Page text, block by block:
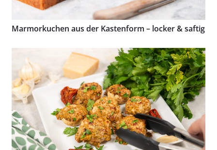
Marmorkuchen aus der Kastenform – locker & saftig